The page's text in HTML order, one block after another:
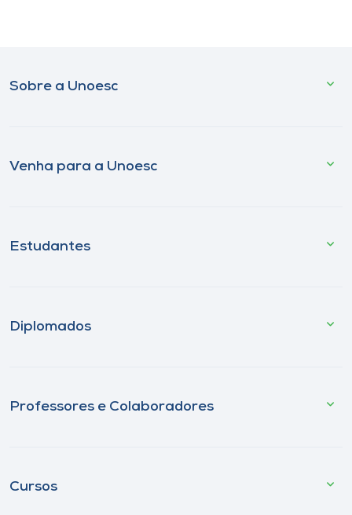
Sobre a Unoesc
Venha para a Unoesc
Estudantes
Diplomados
Professores e Colaboradores
Cursos